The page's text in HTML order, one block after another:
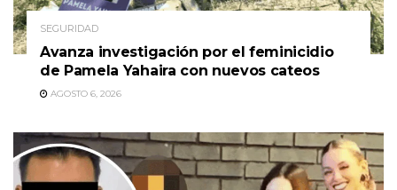
SEGURIDAD
Avanza investigación por el feminicidio
de Pamela Yahaira con nuevos cateos
AGOSTO 6, 2026